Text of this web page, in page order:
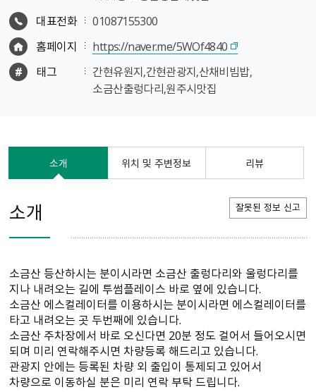
대표전화
01087155300
홈페이지
https://naver.me/5WOf4840
태그
간현유원지,간현관광지,산채비빔밥,
소금산출렁다리,원주시맛집
소개 위치 및 주변정보 리뷰
소개 잘못된 정보 신고
소금산 등산하시는 분이시라면 소금산 출렁다리와 울렁다리를
지나 내려오는 길에 투썸플레이스 바로 옆에 있습니다.
소금산 에스컬레이터를 이용하시는 분이시라면 에스컬레이터를
타고 내려오는 곳 두번째에 있습니다.
소금산 주차장에서 바로 오신다면 20분 정도 걸어서 들어오시면
되며 미리 연락해주시면 차량등록 해드리고 있습니다.
관광지 안에는 등록된 차량 외 출입이 통제되고 있어서
차량으로 이동하실 분은 미리 연락 부탁 드립니다.